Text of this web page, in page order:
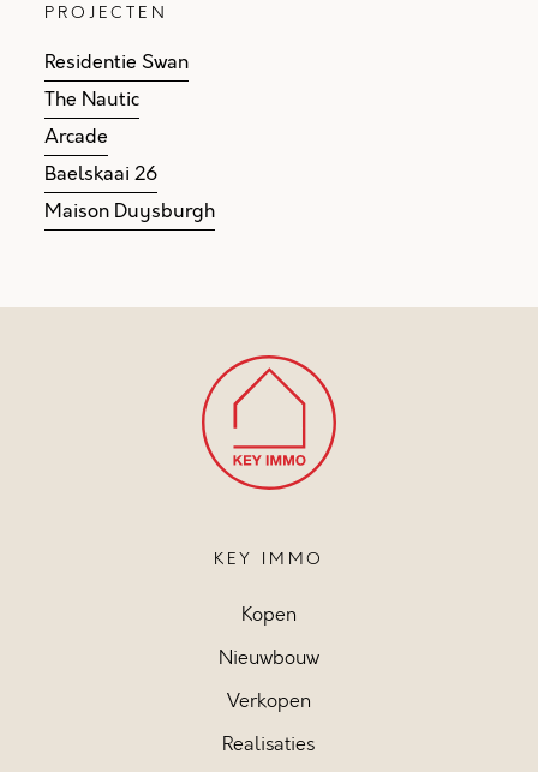
PROJECTEN
Residentie Swan
The Nautic
Arcade
Baelskaai 26
Maison Duysburgh
KEY IMMO
Kopen
Nieuwbouw
Verkopen
Realisaties